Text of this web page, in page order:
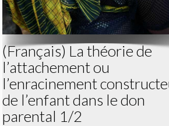
(Français) La théorie de
l’attachement ou
l’enracinement
de l’enfant dans le don
parental 1/2